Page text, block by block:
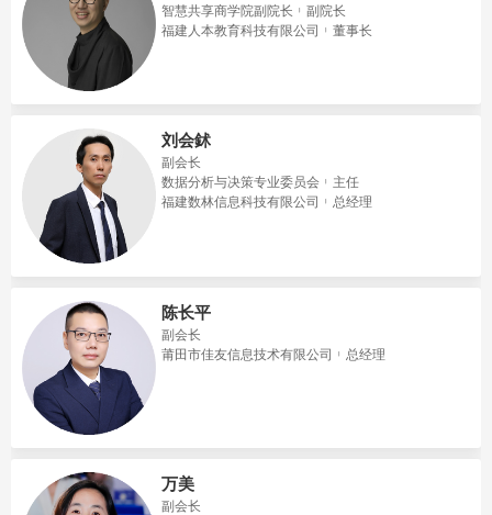
智慧共享商学院副院长
副院长
福建人本教育科技有限公司
董事长
刘会鉥
副会长
数据分析与决策专业委员会
主任
福建数林信息科技有限公司
总经理
陈长平
副会长
莆田市佳友信息技术有限公司
总经理
万美
副会长